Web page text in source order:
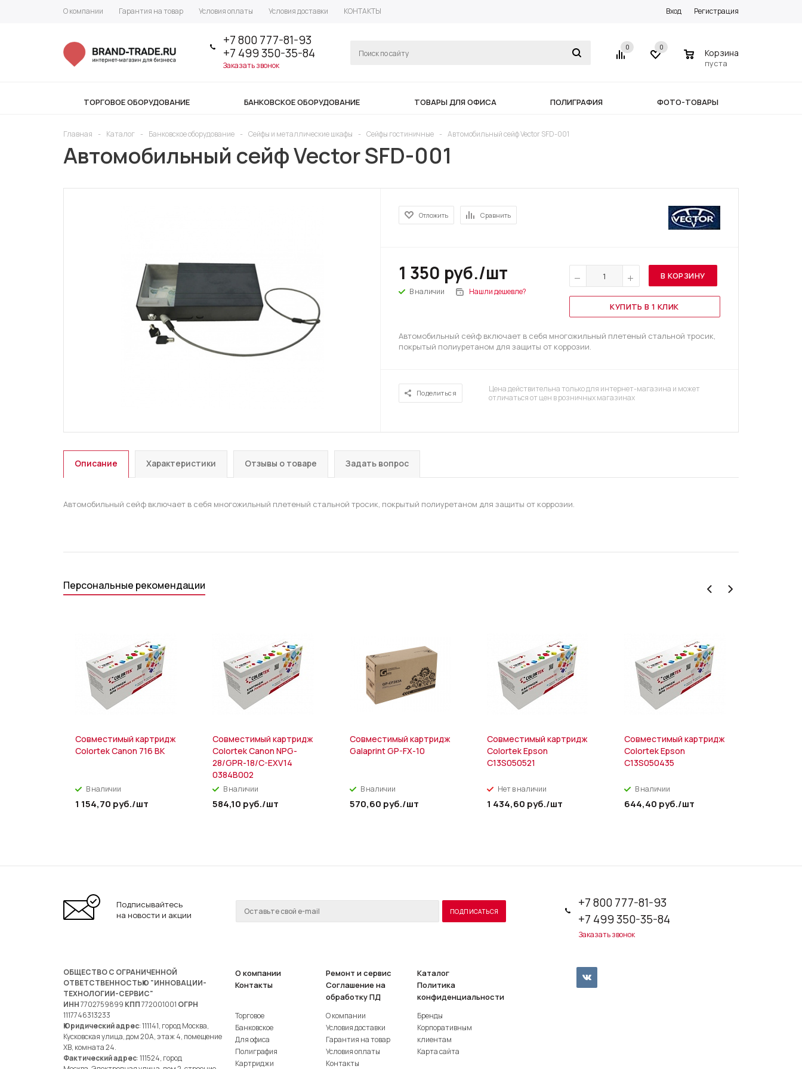
О компании Гарантия на товар Условия оплаты Условия доставки КОНТАКТЫ Вход Регистрация
+7 800 777-81-93
+7 499 350-35-84
Заказать звонок
0 0
Корзина
пуста
ТОРГОВОЕ ОБОРУДОВАНИЕ БАНКОВСКОЕ ОБОРУДОВАНИЕ ТОВАРЫ ДЛЯ ОФИСА ПОЛИГРАФИЯ ФОТО-ТОВАРЫ
Главная - Каталог - Банковское оборудование - Сейфы и металлические шкафы - Сейфы гостиничные - Автомобильный сейф Vector SFD-001
Автомобильный сейф Vector SFD-001
Отложить Сравнить
1 350 руб./шт
В наличии Нашли дешевле?
В КОРЗИНУ
КУПИТЬ В 1 КЛИК
Автомобильный сейф включает в себя многожильный плетеный стальной тросик,
покрытый полиуретаном для защиты от коррозии.
Поделиться
Цена действительна только для интернет-магазина и может
отличаться от цен в розничных магазинах
Описание Характеристики Отзывы о товаре Задать вопрос
Автомобильный сейф включает в себя многожильный плетеный стальной тросик, покрытый полиуретаном для защиты от коррозии.
Персональные рекомендации
Совместимый картридж
Colortek Canon 716 BK
В наличии
1 154,70 руб./шт
Совместимый картридж
Colortek Canon NPG-
28/GPR-18/C-EXV14
0384B002
В наличии
584,10 руб./шт
Совместимый картридж
Galaprint GP-FX-10
В наличии
570,60 руб./шт
Совместимый картридж
Colortek Epson
C13S050521
Нет в наличии
1 434,60 руб./шт
Совместимый картридж
Colortek Epson
C13S050435
В наличии
644,40 руб./шт
Подписывайтесь
на новости и акции
+7 800 777-81-93
+7 499 350-35-84
Заказать звонок
ОБЩЕСТВО С ОГРАНИЧЕННОЙ
ОТВЕТСТВЕННОСТЬЮ "ИННОВАЦИИ-
ТЕХНОЛОГИИ-СЕРВИС"
ИНН7702759899 КПП772001001 ОГРН
1117746313233
Юридический адрес: 111141, город Москва,
Кусковская улица, дом 20А, этаж 4, помещение
ХВ, комната 24.
Фактический адрес: 111524, город
О компании Ремонт и сервис
Каталог
Контакты
Соглашение на
обработку ПД
Политика
конфиденциальности
Торговое
Банковское
Для офиса
Полиграфия
Картриджи
О компании
Условия доставки
Гарантия на товар
Условия оплаты
Контакты
Бренды
Корпоративным
клиентам
Карта сайта